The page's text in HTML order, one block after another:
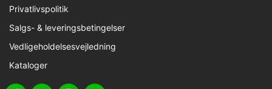
Privatlivspolitik
Salgs- & leveringsbetingelser
Vedligeholdelsesvejledning
Kataloger